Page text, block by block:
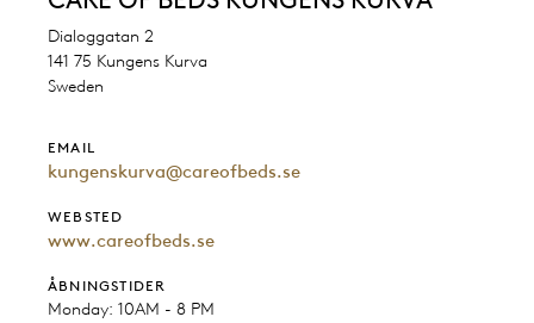
Dialoggatan 2
141 75 Kungens Kurva
Sweden
EMAIL
kungenskurva@careofbeds.se
WEBSTED
www.careofbeds.se
ÅBNINGSTIDER
Monday: 10AM - 8 PM